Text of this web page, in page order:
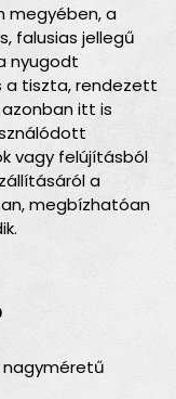
megyében, a
falusias jellegű
nyugodt
a tiszta, rendezett
itt is
vagy felújításból
a
megbízhatóan
nagyméretű